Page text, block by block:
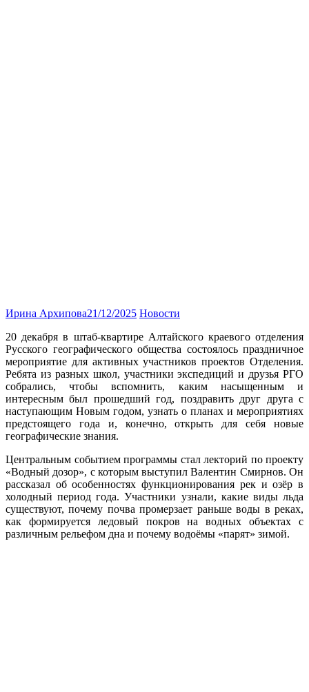
Ирина Архипова21/12/2025 Новости
20 декабря в штаб-квартире Алтайского краевого отделения
Русского географического общества состоялось праздничное
мероприятие для активных участников проектов Отделения.
Ребята из разных школ, участники экспедиций и друзья РГО
собрались, чтобы вспомнить, каким насыщенным и
интересным был прошедший год, поздравить друг друга с
наступающим Новым годом, узнать о планах и мероприятиях
предстоящего года и, конечно, открыть для себя новые
географические знания.
Центральным событием программы стал лекторий по проекту
«Водный дозор», с которым выступил Валентин Смирнов. Он
рассказал об особенностях функционирования рек и озёр в
холодный период года. Участники узнали, какие виды льда
существуют, почему почва промерзает раньше воды в реках,
как формируется ледовый покров на водных объектах с
различным рельефом дна и почему водоёмы «парят» зимой.